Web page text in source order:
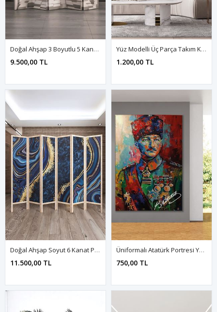
Doğal Ahşap 3 Boyutlu 5 Kanat Paravan Seperatör Oda Bölme
9.500,00 TL
Yüz Modelli Üç Parça Takım Kanvas Duvar Tablo 5521185
1.200,00 TL
Doğal Ahşap Soyut 6 Kanat Paravan Seperatör Oda Bölme
11.500,00 TL
Üniformalı Atatürk Portresi Yağlı Boya Efektli Kanvas Duvar Tablo 221464
750,00 TL